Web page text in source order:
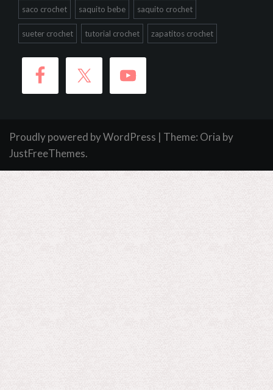
saco crochet saquito bebe saquito crochet
sueter crochet tutorial crochet zapatitos crochet
Proudly powered by WordPress | Theme: Oria by
JustFreeThemes.